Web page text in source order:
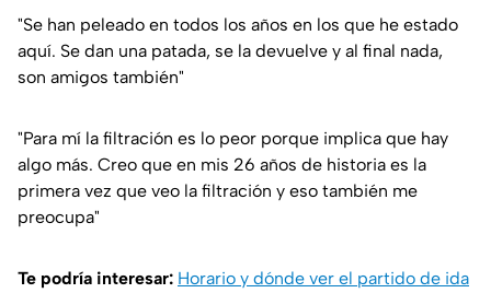
"Se han peleado en todos los años en los que he estado
aquí. Se dan una patada, se la devuelve y al final nada,
son amigos también"
"Para mí la filtración es lo peor porque implica que hay
algo más. Creo que en mis 26 años de historia es la
primera vez que veo la filtración y eso también me
preocupa"
Te podría interesar: Horario y dónde ver el partido de ida